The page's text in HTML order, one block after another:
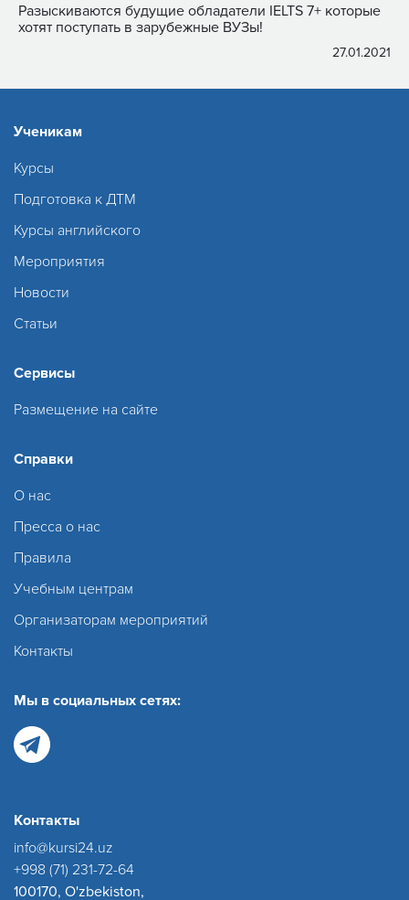
Разыскиваются будущие обладатели IELTS 7+ которые
хотят поступать в зарубежные ВУЗы!
27.01.2021
Ученикам
Курсы
Подготовка к ДТМ
Курсы английского
Мероприятия
Новости
Статьи
Сервисы
Размещение на сайте
Справки
О нас
Пресса о нас
Правила
Учебным центрам
Организаторам мероприятий
Контакты
Мы в социальных сетях:
Контакты
info@kursi24.uz
+998 (71) 231-72-64
100170, O'zbekiston,